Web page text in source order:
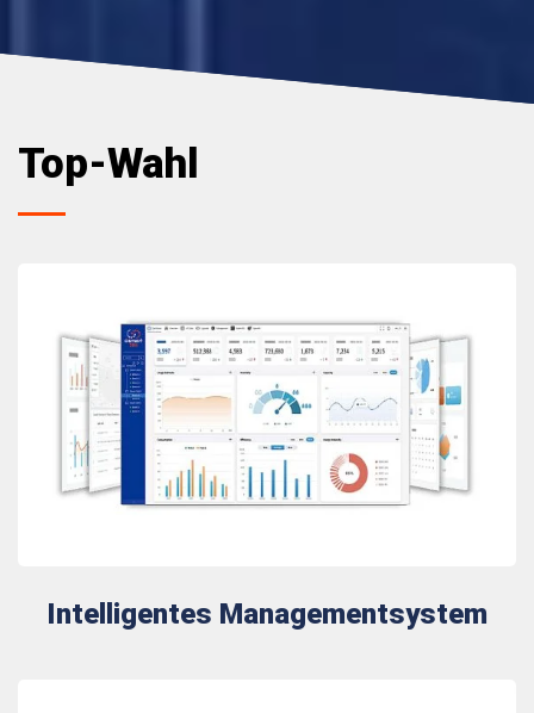
Top-Wahl
Intelligentes Managementsystem